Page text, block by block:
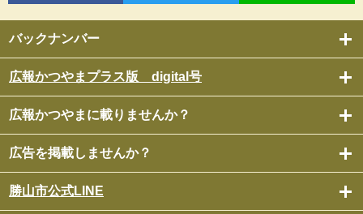
バックナンバー
広報かつやまプラス版 digital号
広報かつやまに載りませんか？
広告を掲載しませんか？
勝山市公式LINE